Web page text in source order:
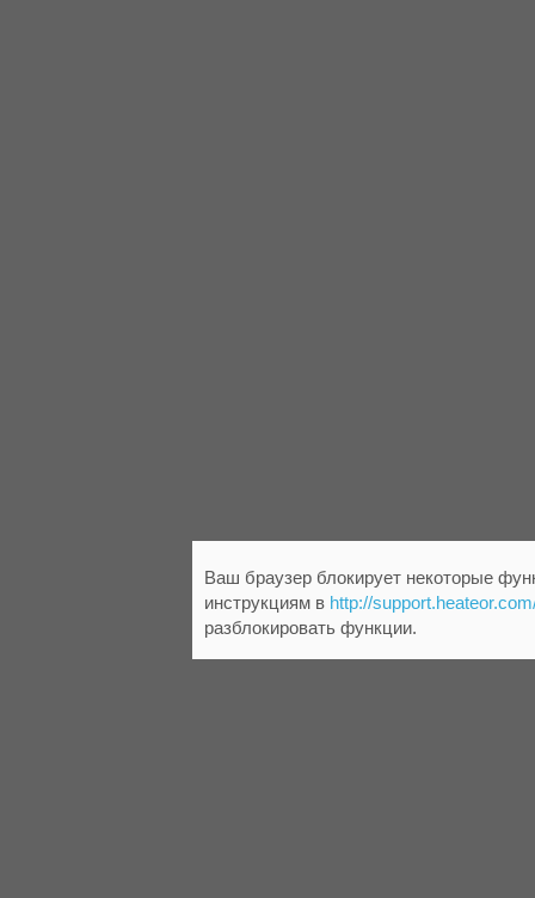
Ваш браузер блокирует некоторые
инструкциям в http://
разблокировать функции.